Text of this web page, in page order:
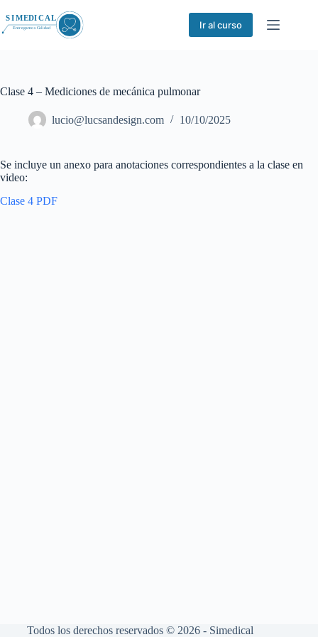
al
contenido
Ir al curso
Clase 4 – Mediciones de mecánica pulmonar
lucio@lucsandesign.com 10/10/2025
Se incluye un anexo para anotaciones correspondientes a la clase en
video:
Clase 4 PDF
Todos los derechos reservados © 2026 - Simedical